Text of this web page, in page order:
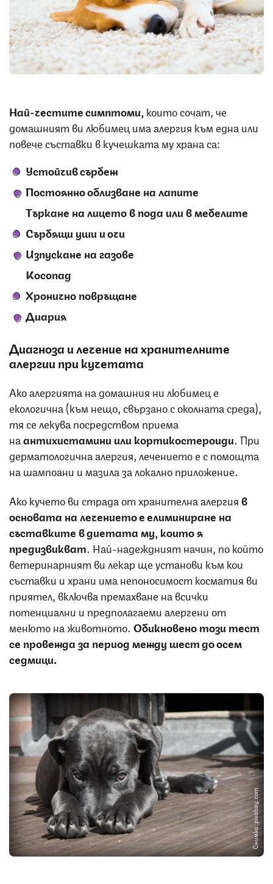
Снимка: iStock
Най-честите симптоми, които сочат, че
домашният ви любимец има алергия към една или
повече съставки в кучешката му храна са:
Устойчив сърбеж
Постоянно облизване на лапите
Търкане на лицето в пода или в мебелите
Сърбящи уши и очи
Изпускане на газове
Косопад
Хронично повръщане
Диария
Диагноза и лечение на хранителните
алергии при кучетата
Ако алергията на домашния ни любимец е
екологична (към нещо, свързано с околната среда),
тя се лекува посредством приема
наантихистамини или кортикостероиди. При
дерматологична алергия, лечението е с помощта
на шампоани и мазила за локално приложение.
Ако кучето ви страда от хранителна алергияв
основата на лечението е елиминиране на
съставките в диетата му, които я
предизвикват. Най-надеждният начин, по който
ветеринарният ви лекар ще установи към кои
съставки и храни има непоносимост косматия ви
приятел, включва премахване на всички
потенциални и предполагаеми алергени от
менюто на животното. Обикновено този тест
се провежда за период между шест до осем
седмици.
Снимка: pixabay.com